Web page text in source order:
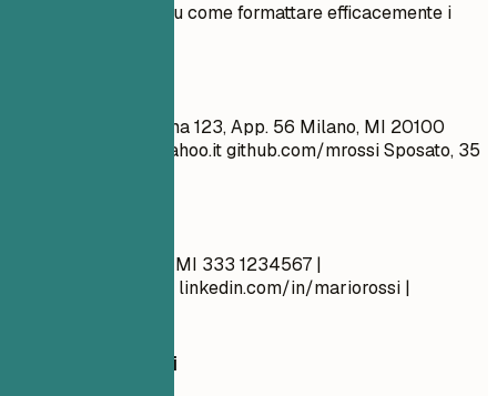
Vedi chiari esempi su come formattare efficacemente i
Mario Rossi Via Roma 123, App. 56 Milano, MI 20100
simpaticone_99@yahoo.itgithub.com/mrossi Sposato, 35
Mario Rossi Milano, MI 333 1234567 |
linkedin.com/in/mariorossi |
Consigli rapidi